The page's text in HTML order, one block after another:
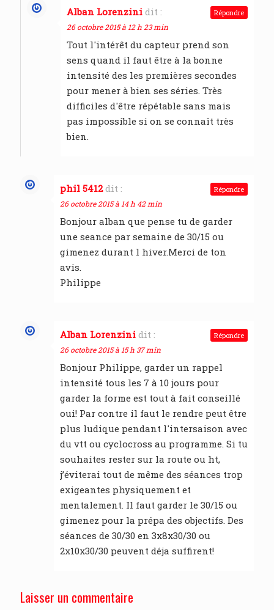
Alban Lorenzini dit :
26 octobre 2015 à 12 h 23 min
Tout l'intérêt du capteur prend son
sens quand il faut être à la bonne
intensité des les premières secondes
pour mener à bien ses séries. Très
difficiles d'être répétable sans mais
pas impossible si on se connaît très
bien.
Répondre
phil 5412 dit :
26 octobre 2015 à 14 h 42 min
Bonjour alban que pense tu de garder
une seance par semaine de 30/15 ou
gimenez durant l hiver.Merci de ton
avis.
Philippe
Répondre
Alban Lorenzini dit :
26 octobre 2015 à 15 h 37 min
Bonjour Philippe, garder un rappel
intensité tous les 7 à 10 jours pour
garder la forme est tout à fait conseillé
oui! Par contre il faut le rendre peut être
plus ludique pendant l'intersaison avec
du vtt ou cyclocross au programme. Si tu
souhaites rester sur la route ou ht,
j’éviterai tout de même des séances trop
exigeantes physiquement et
mentalement. Il faut garder le 30/15 ou
gimenez pour la prépa des objectifs. Des
séances de 30/30 en 3x8x30/30 ou
2x10x30/30 peuvent déja suffirent!
Répondre
Laisser un commentaire